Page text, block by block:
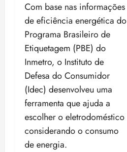
Com base nas informações
de eficiência energética do
Programa Brasileiro de
Etiquetagem (PBE) do
Inmetro, o Instituto de
Defesa do Consumidor
(Idec) desenvolveu uma
ferramenta que ajuda a
escolher o eletrodoméstico
considerando o consumo
de energia.